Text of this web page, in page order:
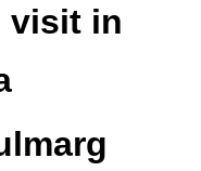
visit in